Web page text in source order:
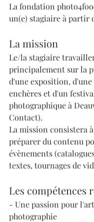
La fondation
un(e) stagiaire à partir
La mission
Le/la stagiaire
principalement sur la
d'une exposition, d'une
enchères et d'un
photographique à
Contact).
La mission consistera
préparer du contenu
évènements
textes, tournages de
Les compétences
- Une passion pour
photographie